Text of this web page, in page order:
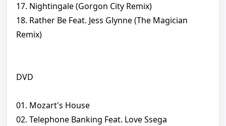
17. Nightingale (Gorgon City Remix)
18. Rather Be Feat. Jess Glynne (The Magician
Remix)
DVD
01. Mozart's House
02. Telephone Banking Feat. Love Ssega